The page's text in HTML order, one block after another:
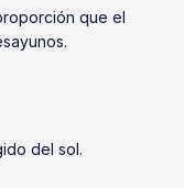
que el
del sol.